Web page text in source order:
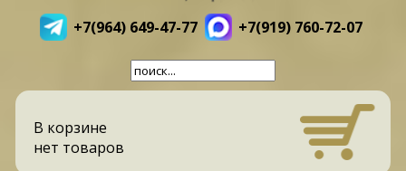
+7(964) 649-47-77 +7(919) 760-72-07
В корзине
нет товаров